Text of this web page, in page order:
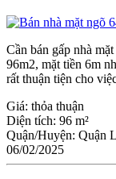
Cần bán gấp nhà
96m2, mặt tiền 6m
rất thuận tiện cho
Giá: thỏa thuận
Diện tích: 96 m²
Quận/Huyện: Quận
06/02/2025